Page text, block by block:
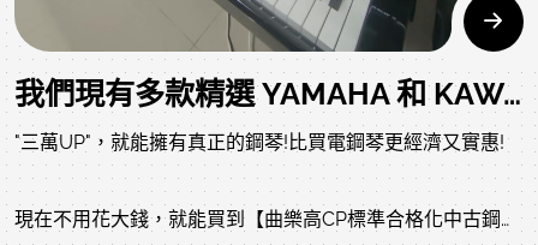
我們現有多款精選 YAMAHA 和 KAWAI 中古鋼琴，促銷優惠30000多，吉客入主!
"三萬UP"，就能擁有真正的鋼琴!比買電鋼琴更經濟又實惠!
現在不用花大錢，就能買到【曲樂高CP標準合格化中古鋼